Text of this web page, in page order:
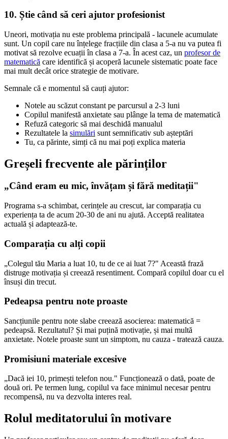
10. Știe când să ceri ajutor profesionist
Uneori, motivația nu este problema principală - lacunele acumulate
sunt. Un copil care nu înțelege fracțiile din clasa a 5-a nu va putea fi
motivat să rezolve ecuații în clasa a 7-a. În acest caz, un profesor de
matematică care identifică și acoperă lacunele sistematic poate face
mai mult decât orice strategie de motivare.
Semnale că e momentul să cauți ajutor:
Notele au scăzut constant pe parcursul a 2-3 luni
Copilul manifestă anxietate sau plânge la tema de matematică
Refuză categoric să mai deschidă manualul
Rezultatele la simulări sunt semnificativ sub așteptări
Tu, ca părinte, simți că nu mai poți explica materia
Greșeli frecvente ale părinților
„Când eram eu mic, învățam și fără meditații"
Programa s-a schimbat, cerințele au crescut, iar comparația cu
experiența ta de acum 20-30 de ani nu ajută. Acceptă realitatea
actuală și adaptează-te.
Comparația cu alți copii
„Colegul tău Maria a luat 10, tu de ce ai luat 7?" Această frază
distruge motivația și creează resentiment. Compară copilul doar cu el
însuși din trecut.
Pedeapsa pentru note proaste
Sancțiunile pentru note slabe creează asocierea: matematică =
pedeapsă. Rezultatul? Și mai puțină motivație, și mai multă
anxietate. Notele proaste sunt un simptom, nu cauza - tratează cauza.
Promisiuni materiale excesive
„Dacă iei 10, primești telefon nou." Funcționează o dată, poate de
două ori. Pe termen lung, copilul va face minimul necesar pentru
recompensă, nu va dezvolta interes real.
Rolul meditatorului în motivare